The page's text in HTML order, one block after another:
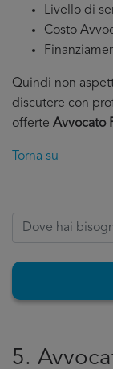
Livello di
Costo
Quindi non
discutere con
offerte Avvocato
Torna su
5.